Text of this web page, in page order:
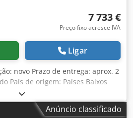
peça de rolo de lixa Ø 42,4 mm.
7 733 €
Preço fixo acresce IVA
Ligar
novo Prazo de entrega: aprox. 2
País de origem: Países Baixos
leasing: 149,25 € Mais vendido nº
lixamento: 150 x 2.000 mm
– 114,3 mm Ajuste por alavanca
Anúncio classificado